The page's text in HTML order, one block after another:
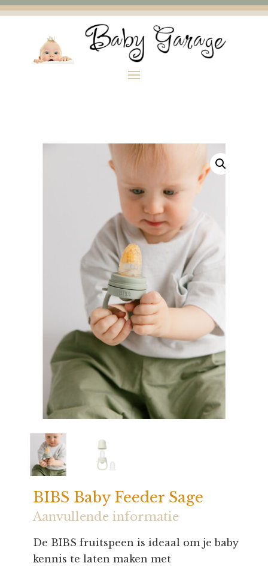
BIBS Baby Feeder Sage
Aanvullende informatie
De BIBS fruitspeen is ideaal om je baby
kennis te laten maken met